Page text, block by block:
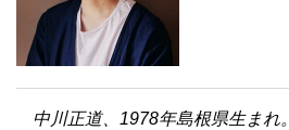
中川正道、1978年島根県生まれ